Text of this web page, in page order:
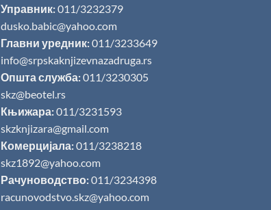
Управник:011/3232379
dusko.babic@yahoo.com
Главни уредник:011/3233649
info@srpskaknjizevnazadruga.rs
Општа служба:011/3230305
skz@beotel.rs
Књижара:011/3231593
skzknjizara@gmail.com
Комерцијала:011/3238218
skz1892@yahoo.com
Рачуноводство:011/3234398
racunovodstvo.skz@yahoo.com